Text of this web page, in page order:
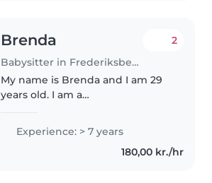
Brenda
Babysitter in Frederiksberg
2
My name is Brenda and I am 29
years old. I am a
to do the shopping, cook, help
with homework, do some light
Experience: > 7 years
180,00 kr./hr